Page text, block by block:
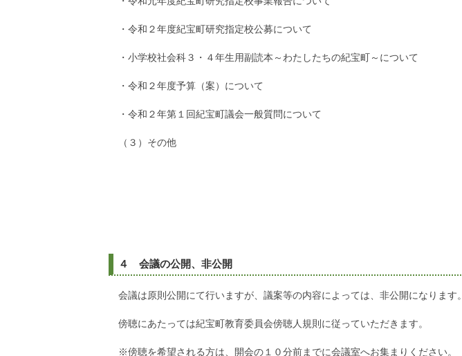
・令和２年度紀宝町研究指定校公募について
・小学校社会科３・４年生用副読本～わたしたちの紀宝町～について
・令和２年度予算（案）について
・令和２年第１回紀宝町議会一般質問について
（３）その他
４ 会議の公開、非公開
会議は原則公開にて行いますが、議案等の内容によっては、非公開になります。
傍聴にあたっては紀宝町教育委員会傍聴人規則に従っていただきます。
※傍聴を希望される方は、開会の１０分前までに会議室へお集まりください。